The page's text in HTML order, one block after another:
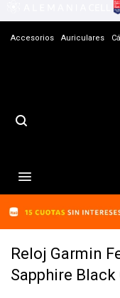
Accesorios Auriculares

Reloj Garmin
Sapphire Black